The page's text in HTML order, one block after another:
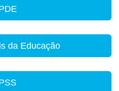
da Educação